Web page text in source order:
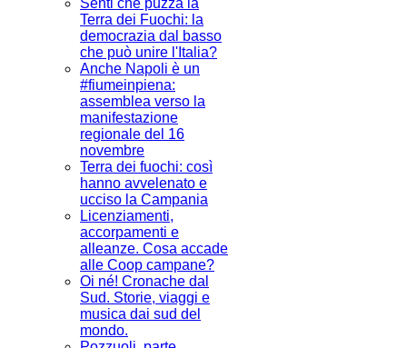
Terra dei Fuochi: la
democrazia dal basso
che può unire l'Italia?
Anche Napoli è un
#fiumeinpiena:
assemblea verso la
manifestazione
regionale del 16
novembre
Terra dei fuochi: così
hanno avvelenato e
ucciso la Campania
Licenziamenti,
accorpamenti e
alleanze. Cosa accade
alle Coop campane?
Oi né! Cronache dal
Sud. Storie, viaggi e
musica dai sud del
mondo.